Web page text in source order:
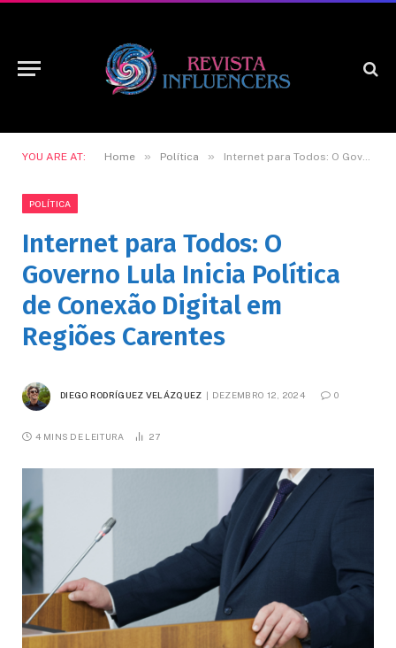
YOU ARE AT: Home » Política » Internet para Todos: O Governo Lula Inicia Política de Conexão Digital em Regiões Carentes
POLÍTICA
Internet para Todos: O
Governo Lula Inicia Política
de Conexão Digital em
Regiões Carentes
DIEGO RODRÍGUEZ VELÁZQUEZ DEZEMBRO 12, 2024 0
4 MINS DE LEITURA 27